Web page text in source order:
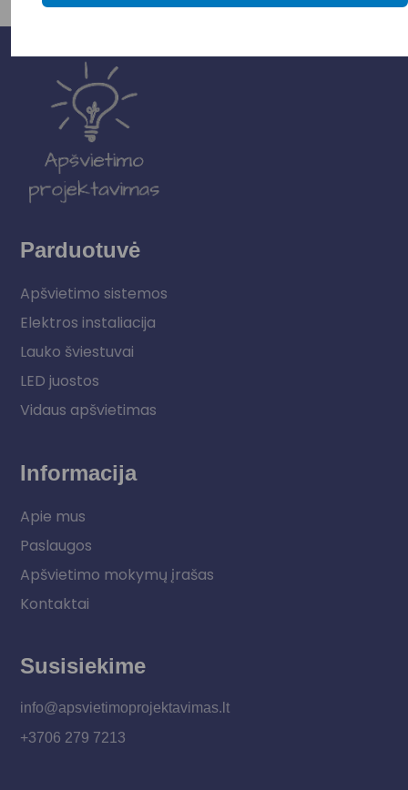
Parduotuvė
Apšvietimo sistemos
Elektros instaliacija
Lauko šviestuvai
LED juostos
Vidaus apšvietimas
Informacija
Apie mus
Paslaugos
Apšvietimo mokymų įrašas
Kontaktai
Susisiekime
info@apsvietimoprojektavimas.lt
+3706 279 7213